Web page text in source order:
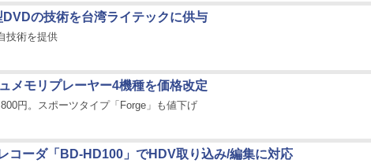
DVDの技術を台湾ライテックに供与
技術を提供
メモリプレーヤー4機種を価格改定
円。スポーツタイプ「Forge」も値下げ
コーダ「BD-HD100」でHDV取り込み/編集に対応